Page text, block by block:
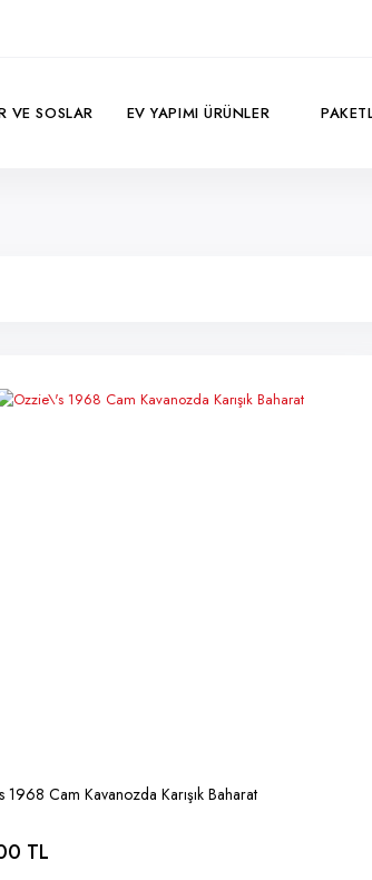
VE SOSLAR EV YAPIMI ÜRÜNLER
Cam Kavanozda Karışık Baharat
TL